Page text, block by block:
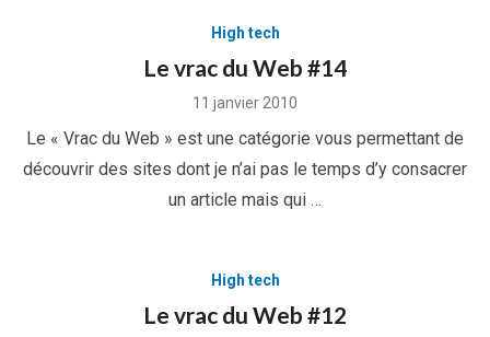
High tech
Le vrac du Web #14
Posted
11 janvier 2010
Le « Vrac du Web » est une catégorie vous permettant de
découvrir des sites dont je n’ai pas le temps d’y consacrer
un article mais qui …
High tech
Le vrac du Web #12